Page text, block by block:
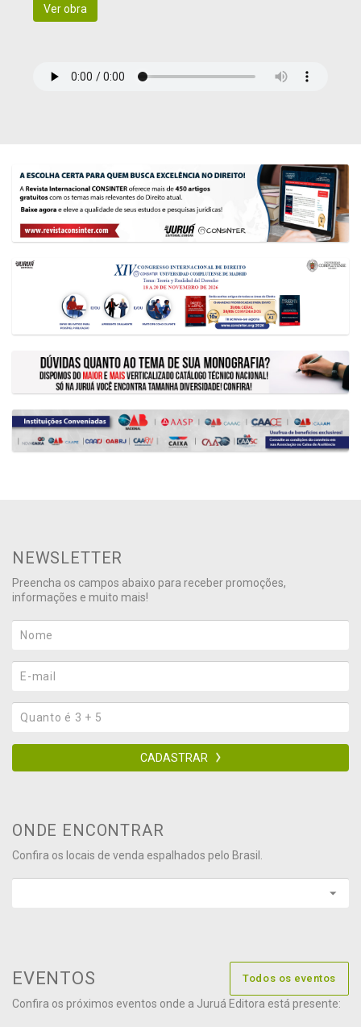
Ver obra
NEWSLETTER
Preencha os campos abaixo para receber promoções,
informações e muito mais!
CADASTRAR
ONDE ENCONTRAR
Confira os locais de venda espalhados pelo Brasil.
EVENTOS Todos os eventos
Confira os próximos eventos onde a Juruá Editora está presente: